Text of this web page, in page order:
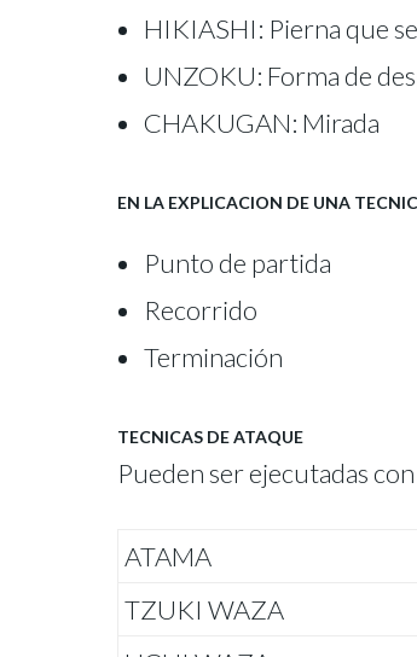
HIKIASHI: Pierna que
UNZOKU: Forma de
CHAKUGAN: Mirada
EN LA EXPLICACION DE UNA
Punto de partida
Recorrido
Terminación
TECNICAS DE ATAQUE
Pueden ser ejecutadas
ATAMA
TZUKI WAZA